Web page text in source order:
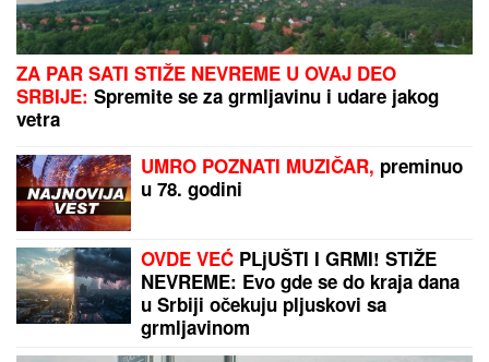
VODITELJKA RTS-A UŽIVA NA JAHTI
Zategnuta kao
zašto važi za jednu od najzgodnijih (Foto)
Ovaj serum je kao čaša sveže,
hladne vode za moju kožu, a njegov
ključni sastojak inspirisan je
korejskim beauty trendovima!